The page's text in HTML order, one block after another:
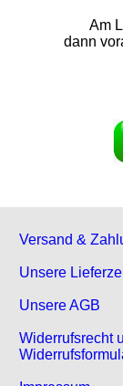
Am
dann
Versand &
Unsere
Unsere AGB
Widerrufsrecht